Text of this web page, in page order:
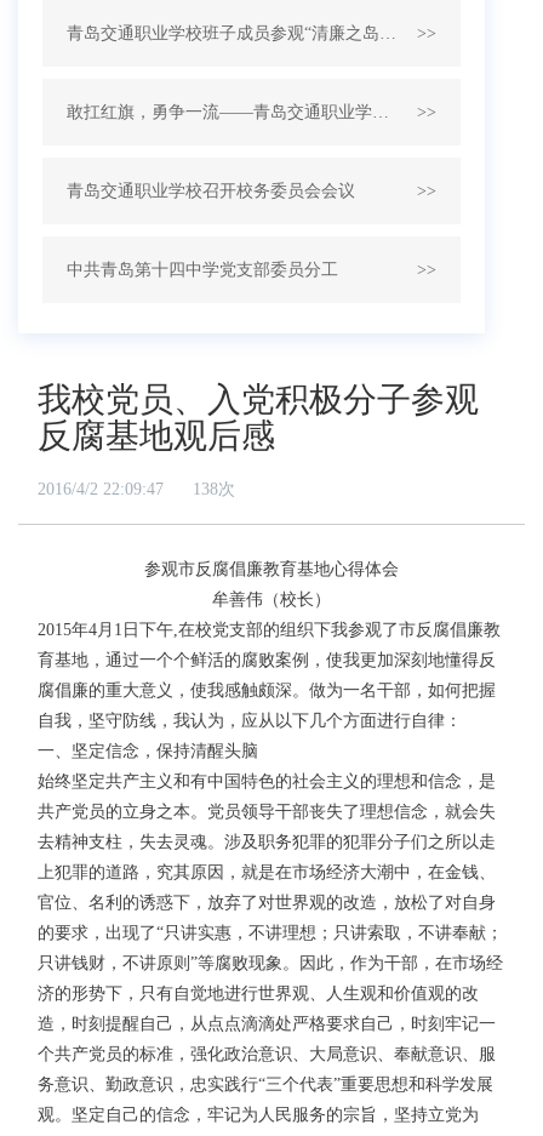
青岛交通职业学校班子成员参观“清廉之岛——纪念建党99周年青岛市廉政文化书法展” >>
敢扛红旗，勇争一流——青岛交通职业学校召开“三述”推进会 >>
青岛交通职业学校召开校务委员会会议 >>
中共青岛第十四中学党支部委员分工 >>
我校党员、入党积极分子参观
反腐基地观后感
2016/4/2 22:09:47 138次
参观市反腐倡廉教育基地心得体会
牟善伟（校长）
2015年4月1日下午,在校党支部的组织下我参观了市反腐倡廉教
育基地，通过一个个鲜活的腐败案例，使我更加深刻地懂得反
腐倡廉的重大意义，使我感触颇深。做为一名干部，如何把握
自我，坚守防线，我认为，应从以下几个方面进行自律：
一、坚定信念，保持清醒头脑
始终坚定共产主义和有中国特色的社会主义的理想和信念，是
共产党员的立身之本。党员领导干部丧失了理想信念，就会失
去精神支柱，失去灵魂。涉及职务犯罪的犯罪分子们之所以走
上犯罪的道路，究其原因，就是在市场经济大潮中，在金钱、
官位、名利的诱惑下，放弃了对世界观的改造，放松了对自身
的要求，出现了“只讲实惠，不讲理想；只讲索取，不讲奉献；
只讲钱财，不讲原则”等腐败现象。因此，作为干部，在市场经
济的形势下，只有自觉地进行世界观、人生观和价值观的改
造，时刻提醒自己，从点点滴滴处严格要求自己，时刻牢记一
个共产党员的标准，强化政治意识、大局意识、奉献意识、服
务意识、勤政意识，忠实践行“三个代表”重要思想和科学发展
观。坚定自己的信念，牢记为人民服务的宗旨，坚持立党为